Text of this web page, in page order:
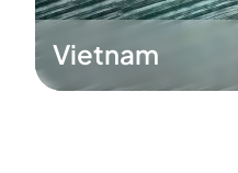
Vietnam